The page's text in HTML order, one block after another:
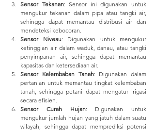
Sensor Tekanan: Sensor ini digunakan untuk
mengukur tekanan dalam pipa atau tangki air,
sehingga dapat memantau distribusi air dan
mendeteksi kebocoran.
Sensor Niveau: Digunakan untuk mengukur
ketinggian air dalam waduk, danau, atau tangki
penyimpanan air, sehingga dapat memantau
kapasitas dan ketersediaan air.
Sensor Kelembaban Tanah: Digunakan dalam
pertanian untuk memantau tingkat kelembaban
tanah, sehingga petani dapat mengatur irigasi
secara efisien.
Sensor Curah Hujan: Digunakan untuk
mengukur jumlah hujan yang jatuh dalam suatu
wilayah, sehingga dapat memprediksi potensi